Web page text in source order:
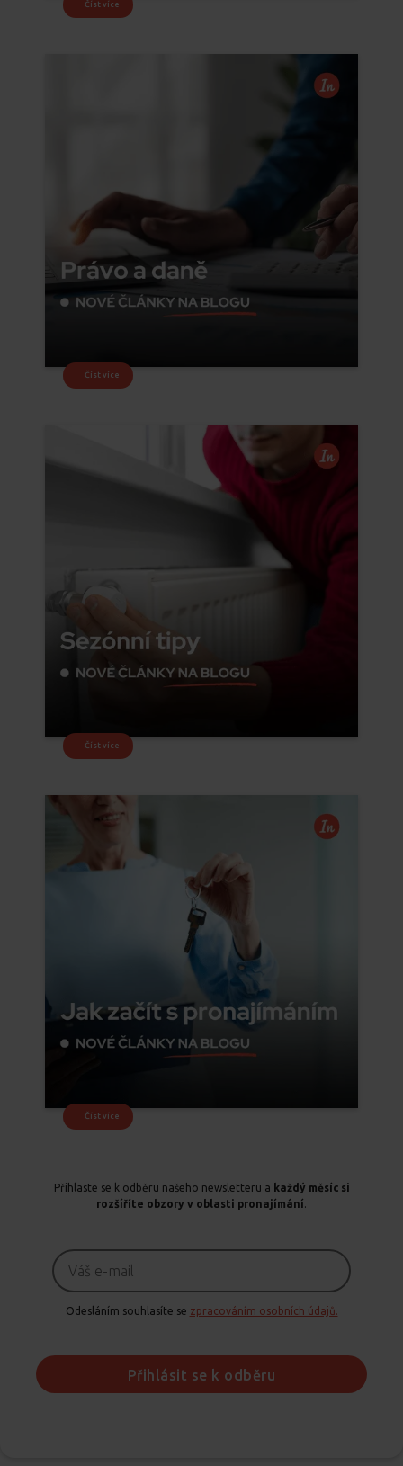
Číst více
Číst více
Číst více
Číst více
Přihlaste se k odběru našeho newsletteru a každý měsíc si
rozšíříte obzory v oblasti pronajímání.
Odesláním souhlasíte se zpracováním osobních údajů.
Přihlásit se k odběru